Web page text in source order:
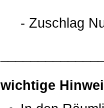
- Zuschlag
wichtige